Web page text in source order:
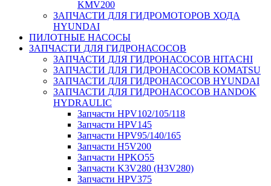
KMV200
ЗАПЧАСТИ ДЛЯ ГИДРОМОТОРОВ ХОДА
HYUNDAI
ПИЛОТНЫЕ НАСОСЫ
ЗАПЧАСТИ ДЛЯ ГИДРОНАСОСОВ
ЗАПЧАСТИ ДЛЯ ГИДРОНАСОСОВ HITACHI
ЗАПЧАСТИ ДЛЯ ГИДРОНАСОСОВ KOMATSU
ЗАПЧАСТИ ДЛЯ ГИДРОНАСОСОВ HYUNDAI
ЗАПЧАСТИ ДЛЯ ГИДРОНАСОСОВ HANDOK
HYDRAULIC
Запчасти HPV102/105/118
Запчасти HPV145
Запчасти HPV95/140/165
Запчасти H5V200
Запчасти HPKO55
Запчасти K3V280 (H3V280)
Запчасти HPV375